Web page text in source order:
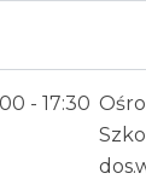
- 17:30